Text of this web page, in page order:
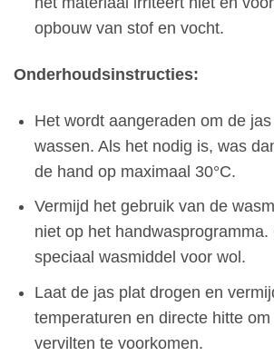
opbouw van stof en vocht.
Onderhoudsinstructies:
Het wordt aangeraden om de
wassen. Als het nodig is, was
de hand op maximaal 30°C.
Vermijd het gebruik van de
niet op het handwasprogramma.
speciaal wasmiddel voor wol.
Laat de jas plat drogen en
temperaturen en directe hitte
vervilten te voorkomen.